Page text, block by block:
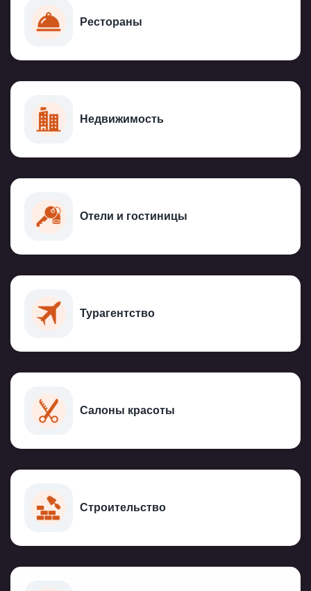
Рестораны
Недвижимость
Отели и гостиницы
Турагентство
Салоны красоты
Строительство